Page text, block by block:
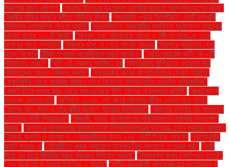
রিয়ালের নতুন কৌশল" "মতলব উত্তরে ছাত্রদল নেত্রীর বাড়িতে অগ্নিসংযোগের ঘটনা"
"মন্ত্রীর বাড়ির সামনে বৃষ্টিতে দাঁড়িয়ে ছিলাম "ময়নামতি ওয়ার সিমেট্রিতে একটি জাপানি
সৈনিকের দেহাবশেষ পাওয়া যায়নি" "ময়মনসিংহে আজহারীর মাহফিলে মুঠোফোন হারানোর
ঘটনায় থানায় ২০০টি জিডি" "মামুনুল হক: সচিবালয়ে আগুন ও টঙ্গী হত্যাকাণ্ড একে
অপরের সাথে সম্পর্কিত "মিরপুরে চাঁদা না পেয়ে মার্কেট ভাঙচুর "মিরপুরে সাকিবের খেলা
বন্ধে বিক্ষোভ "মির্জা ফখরুল আগামীকাল লন্ডন যাচ্ছেন" "মেসি-সুয়ারেজ জুটি: কি এটি
সর্বকালের সেরা?" "যদি এই সরকার পরাজিত হয় "যুক্তরাজ্য রাশিয়াকে সহায়তা করা
ব্যক্তিদের প্রবেশ নিষিদ্ধ করছে" "যুক্তরাষ্ট্র অবৈধ বাংলাদেশিদের ফেরত পাঠাবে"
"যুক্তরাষ্ট্র থেকে সামরিক বিমানে দেশে ফিরলেন নথিপত্রহীন ভারতীয় অভিবাসীরা"
"রাজনৈতিক দলের কাছ থেকে নাম চেয়েছে ইসি গঠনের অনুসন্ধান কমিটি" "রাজনৈতিক
বক্তব্য এড়াতে চাই "রাশিফল ২০২৪: এই বছরে আপনার জীবন কেমন হতে পারে"
"রাশেদ খান মেনন ও তাঁর স্ত্রীর বিদেশে যাত্রায় নিষেধাজ্ঞা" "রাহুলের তুলনায় বড় ব্যবধানে
ওয়েনাডে জয়ী প্রিয়াঙ্কা" "রিজভী: ভারত বাংলাদেশের সার্বভৌমত্বে সরাসরি হস্তক্ষেপ
করছে" "রূপগঞ্জে ডাকাতদের হামলায় ঢাকা বিশ্ববিদ্যালয়ের ছাত্রের চোখে গুরুতর আঘাত"
"রেকর্ড মুনাফা ও লভ্যাংশ: শেয়ারধারীদের জন্য ৯৭৫ কোটি টাকার ঘোষণা" "রেস্তোরাঁয়
ভ্যাট বাড়ছে না "রৌমারীতে কৃষক সমাবেশে হামলার নিন্দা জানালো গণতন্ত্র মঞ্চ" "লাঠি
দিয়ে ভর দিয়ে টিসিবির ট্রাক খুঁজছেন বিল্লাল সরদার" "লিভারপুল কখন চ্যাম্পিয়ন হবে?"
"শত বছর আগে ঢাকায় ইফতার ও সাহ্‌রি" "শহীদ বুদ্ধিজীবী শামসুজ্জোহার মৃত্যুদিবসকে